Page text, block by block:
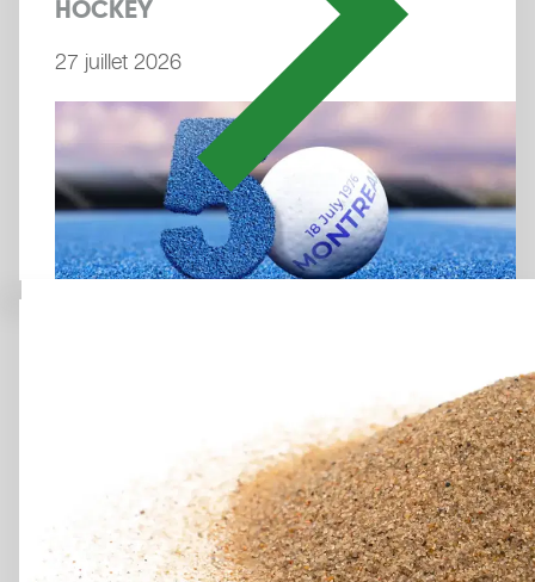
HOCKEY
27 juillet 2026